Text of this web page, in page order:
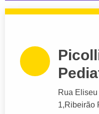
Rua
1,Ribeirão